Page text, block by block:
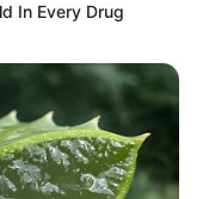
In Every Drug